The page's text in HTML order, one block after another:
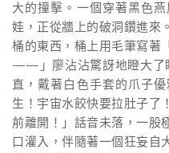
大的撞擊。一個穿著黑色
娃，正從牆上的破洞鑽進來
桶的東西，桶上用毛筆寫著
——」廖沾沾驚訝地瞪大了
直，戴著白色手套的爪子
生！宇宙水餃快要拉肚子了
前離開！」話音未落，一股
口灌入，伴隨著一個狂妄自